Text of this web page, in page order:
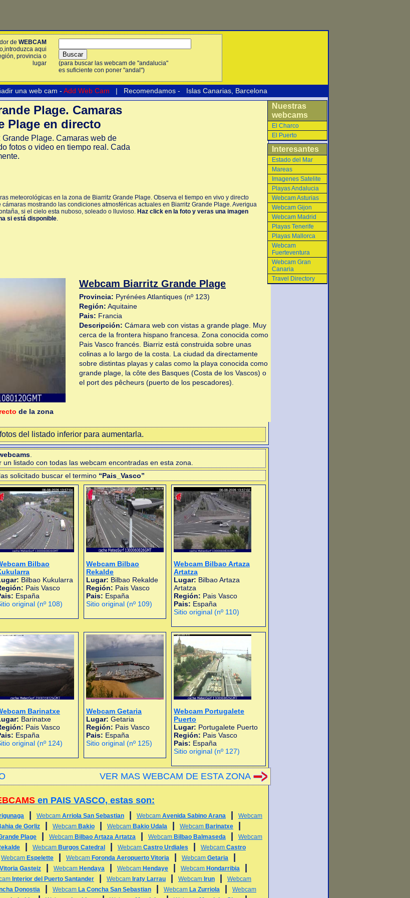
de WEBCAM
aqui
provincia o
lugar
(para buscar las webcam de "andalucia"
es suficiente con poner "andal")
una web cam - Add Web Cam | Recomendamos - Islas Canarias Barcelona
Plage. Camaras
Plage en directo
Plage. Camaras web de
fotos o video en tiempo real. Cada
meteorológicas en la zona de Biarritz Grande Plage. Observa el tiempo en vivo y directo
mostrando las condiciones atmosféricas actuales en Biarritz Grande Plage. Averigua
si el cielo esta nuboso, soleado o lluvioso. Haz click en la foto y veras una imagen
si está disponible.
de la zona
Webcam Biarritz Grande Plage
Provincia: Pyrénées Atlantiques (nº 123)
Región: Aquitaine
Pais: Francia
Descripción: Cámara web con vistas a grande plage. Muy
cerca de la frontera hispano francesa. Zona conocida como
Pais Vasco francés. Biarriz está construida sobre unas
colinas a lo largo de la costa. La ciudad da directamente
sobre distintas playas y calas como la playa conocida como
grande plage, la côte des Basques (Costa de los Vascos) o
el port des pêcheurs (puerto de los pescadores).
del listado inferior para aumentarla.
listado con todas las webcam encontradas en esta zona.
solicitado buscar el termino “Pais_Vasco”
Bilbao
Bilbao Kukularra
Pais Vasco
España
original (nº 108)
Webcam Bilbao
Rekalde
Lugar: Bilbao Rekalde
Región: Pais Vasco
Pais: España
Sitio original (nº 109)
Webcam Bilbao Artaza
Artatza
Lugar: Bilbao Artaza
Artatza
Región: Pais Vasco
Pais: España
Sitio original (nº 110)
Barinatxe
Barinatxe
Pais Vasco
España
original (nº 124)
Webcam Getaria
Lugar: Getaria
Región: Pais Vasco
Pais: España
Sitio original (nº 125)
Webcam Portugalete
Puerto
Lugar: Portugalete Puerto
Región: Pais Vasco
Pais: España
Sitio original (nº 127)
VER MAS WEBCAM DE ESTA ZONA
en PAIS VASCO, estas son:
Webcam Arriola San Sebastian Webcam Avenida Sabino Arana
Webcam
de Gorliz Webcam Bakio Webcam Bakio Udala Webcam Barinatxe
Plage Webcam Bilbao Artaza Artatza Webcam Bilbao Balmaseda
Webcam
Webcam Burgos Catedral Webcam Castro Urdiales Webcam Castro
Webcam Espelette Webcam Foronda Aeropuerto Vitoria Webcam Getaria
Gasteiz Webcam Hendaya Webcam Hendaye Webcam Hondarribia
Interior del Puerto Santander Webcam Iraty Larrau Webcam Irun
Webcam
Donostia Webcam La Concha San Sebastian Webcam La Zurriola
Webcam
Nuestras
webcams
El Charco
El Puerto
Interesantes
Estado del Mar
Mareas
Imagenes Satelite
Playas Andalucia
Webcam Asturias
Webcam Gijon
Webcam Madrid
Playas Tenerife
Playas Mallorca
Webcam
Fuerteventura
Webcam Gran
Canaria
Travel Directory